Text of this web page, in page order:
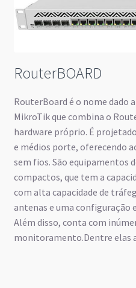
RouterBOARD
RouterBoard é o nome dado
MikroTik que combina o
hardware próprio. É
e médios porte, oferecendo
sem fios. São equipamentos
compactos, que tem a
com alta capacidade de
antenas e uma configuração
Além disso, conta com
monitoramento.Dentre elas